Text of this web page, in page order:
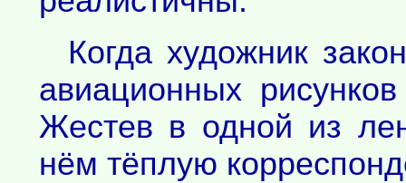
Когда художник
авиационных
Жестев в одной из
нём тёплую